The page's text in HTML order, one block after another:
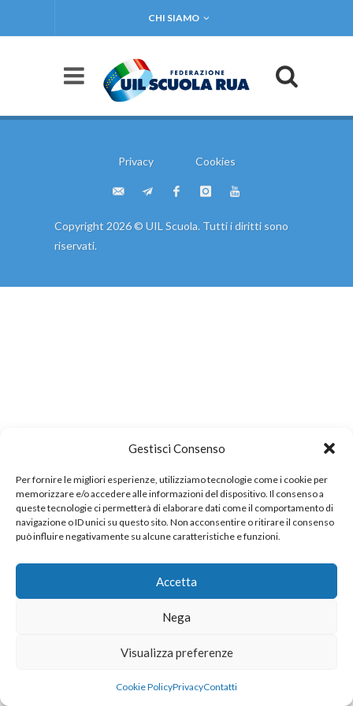
Gestisci Consenso
Per fornire le migliori esperienze, utilizziamo tecnologie come i cookie per
memorizzare e/o accedere alle informazioni del dispositivo. Il consenso a
queste tecnologie ci permetterà di elaborare dati come il comportamento di
navigazione o ID unici su questo sito. Non acconsentire o ritirare il consenso
può influire negativamente su alcune caratteristiche e funzioni.
Accetta
Nega
Visualizza preferenze
Cookie PolicyPrivacyContatti
CHI SIAMO
Privacy Cookies
Copyright 2026 © UIL Scuola. Tutti i diritti sono
riservati.